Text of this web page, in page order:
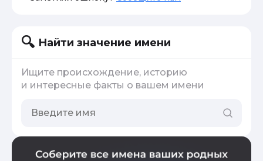
Найти значение имени
Ищите происхождение, историю
и интересные факты о вашем имени